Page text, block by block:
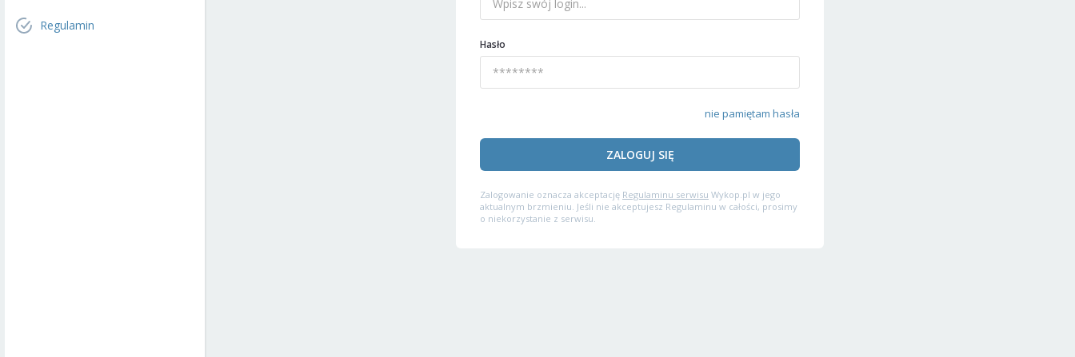
Regulamin
Hasło
nie pamiętam hasła
ZALOGUJ SIĘ
Zalogowanie oznacza akceptację Regulaminu serwisu Wykop.pl w jego
aktualnym brzmieniu. Jeśli nie akceptujesz Regulaminu w całości, prosimy
o niekorzystanie z serwisu.